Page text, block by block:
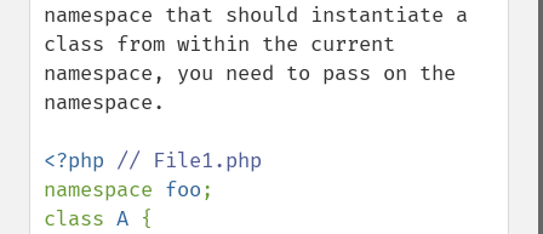
namespace that should instantiate a
class from within the current
namespace, you need to pass on the
namespace.
<?php
namespace foo;
class A {